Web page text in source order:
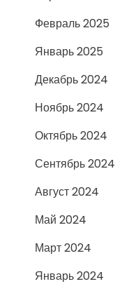
Февраль 2025
Январь 2025
Декабрь 2024
Ноябрь 2024
Октябрь 2024
Сентябрь 2024
Август 2024
Май 2024
Март 2024
Январь 2024